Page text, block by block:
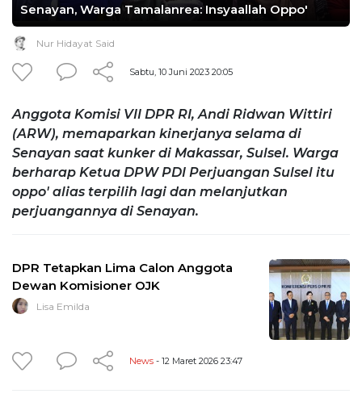
Senayan, Warga Tamalanrea: Insyaallah Oppo'
Nur Hidayat Said
Sabtu, 10 Juni 2023 20:05
Anggota Komisi VII DPR RI, Andi Ridwan Wittiri
(ARW), memaparkan kinerjanya selama di
Senayan saat kunker di Makassar, Sulsel. Warga
berharap Ketua DPW PDI Perjuangan Sulsel itu
oppo' alias terpilih lagi dan melanjutkan
perjuangannya di Senayan.
DPR Tetapkan Lima Calon Anggota
Dewan Komisioner OJK
Lisa Emilda
News - 12 Maret 2026 23:47